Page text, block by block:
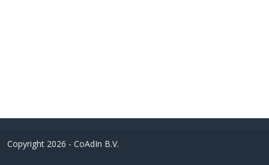
Copyright 2026 - CoAdIn B.V.